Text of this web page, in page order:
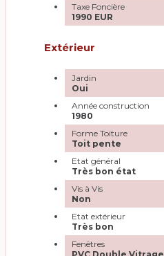
Taxe Foncière
1990 EUR
Extérieur
Jardin
Oui
Année construction
1980
Forme Toiture
Toit pente
Etat général
Très bon état
Vis à Vis
Non
Etat extérieur
Très bon
Fenêtres